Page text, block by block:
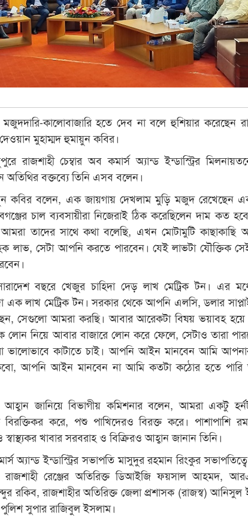
কালোবাজারি হতে দেব না বলে হুশিয়ার করেছেন
মুহাম্মদ হুমায়ুন কবির।
রাজশাহী চেম্বার অব কমার্স অ্যান্ড ইন্ডাস্ট্রির
অতিথির বক্তব্যে তিনি এসব বলেন।
কবির বলেন, এক জায়গায় দেখলাম মুড়ি মজুদ রেখেছেন
চাল ব্যবসায়ীরা নিজেরাই ঠিক করেছিলেন দাম কত
তাদের সাথে কথা বলেছি, এখন মোটামুটি কাছাকাছি
লাভ, সেটা আপনি করতে পারবেন। যেই লাভটা যৌক্তিক
বছরে খেজুর চাহিদা দেড় লাখ মেট্রিক টন। এর
এক লাখ মেট্রিক টন। সরকার থেকে আপনি এলসি, ডলার
সেগুলো আমরা করছি। আবার আরেকটা বিষয় ভয়াবহ হয়ে
লোন নিয়ে আবার বাজারে লোন করে ফেলে, সেটাও তারা
ভালোভাবে কাটাতে চাই। আপনি আইন মানবেন আমি
আপনি আইন মানবেন না আমি কতটা কঠোর হতে
আহ্বান জানিয়ে বিভাগীয় কমিশনার বলেন, আমরা একটু
করে, পশু পাখিদেরও বিরক্ত করে। পাশাপাশি
খাবার সরবরাহ ও বিক্রিরও আহ্বান জানান তিনি।
অ্যান্ড ইন্ডাস্ট্রির সভাপতি মাসুদুর রহমান রিংকুর
রাজশাহী রেঞ্জের অতিরিক্ত ডিআইজি ফয়সাল আহমদ,
রকিব, রাজশাহীর অতিরিক্ত জেলা প্রশাসক (রাজস্ব) আনিসুল
সুপার রাজিবুল ইসলাম।